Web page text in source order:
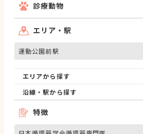
診療動物
エリア・駅
運動公園前駅
エリアから探す
沿線・駅から探す
特徴